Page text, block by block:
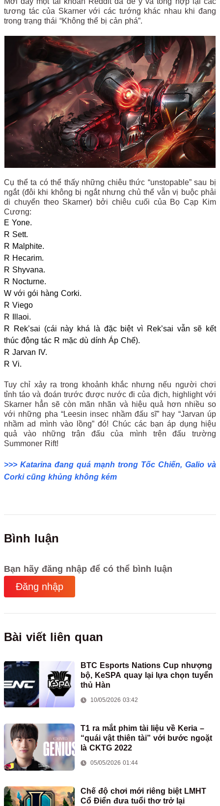
tương tác của Skarner với các tướng khác nhau khi đang
trong trạng thái “Không thể bị cản phá”.
Cụ thể ta có thể thấy những chiêu thức “unstopable” sau bị
ngắt (đôi khi không bị ngắt nhưng chủ thể vẫn vị buộc phải
di chuyển theo Skarner) bởi chiêu cuối của Bọ Cạp Kim
Cương:
E Yone.
R Sett.
R Malphite.
R Hecarim.
R Shyvana.
R Nocturne.
W với gói hàng Corki.
R Viego
R Illaoi.
R Rek’sai (cái này khá là đặc biệt vì Rek’sai vẫn sẽ kết
thúc động tác R mặc dù dính Áp Chế).
R Jarvan IV.
R Vi.
Tuy chỉ xảy ra trong khoảnh khắc nhưng nếu người chơi
tỉnh táo và đoán trước được nước đi của địch, highlight với
Skarner hẳn sẽ còn mãn nhãn và hiệu quả hơn nhiều so
với những pha “Leesin insec nhầm đấu sĩ” hay “Jarvan úp
nhầm ad mình vào lồng” đó! Chúc các bạn áp dụng hiệu
quả vào những trận đấu của mình trên đấu trường
Summoner Rift!
>>> Katarina đang quá mạnh trong Tốc Chiến, Galio và
Corki cũng khủng không kém
Bình luận
Bạn hãy đăng nhập để có thể bình luận
Đăng nhập
Bài viết liên quan
BTC Esports Nations Cup nhượng
bộ, KeSPA quay lại lựa chọn tuyển
thủ Hàn
10/05/2026 03:42
T1 ra mắt phim tài liệu về Keria –
“quái vật thiên tài” với bước ngoặt
là CKTG 2022
05/05/2026 01:44
Chế độ chơi mới riêng biệt LMHT
Cổ Điển đưa tuổi thơ trở lại